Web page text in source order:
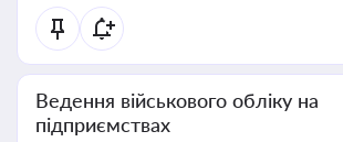
Ведення військового обліку на
підприємствах